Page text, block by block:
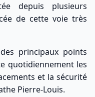
depuis plusieurs
de cette voie très
principaux points
quotidiennement les
et la sécurité
Pierre-Louis.